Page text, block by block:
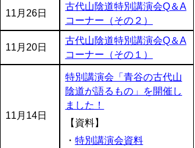
11月26日
古代山陰道特別講演会Q＆A
コーナー（その２）
11月20日
古代山陰道特別講演会Q＆A
コーナー（その１）
11月14日
特別講演会「青谷の古代山
陰道が語るもの」を開催し
ました！
【資料】
・ 特別講演会資料